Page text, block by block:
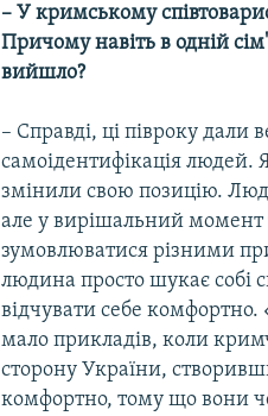
– У кримському
Причому навіть в одній
вийшло?
– Справді, ці півроку дали
самоідентифікація людей.
змінили свою позицію.
але у вирішальний момент
зумовлюватися різними
людина просто шукає собі
відчувати себе
мало прикладів, коли
сторону України,
комфортно, тому що вони